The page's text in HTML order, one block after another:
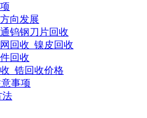
向发展
钨钢刀片回收
回收_镍皮回收
回收
_锆回收价格
事项
法